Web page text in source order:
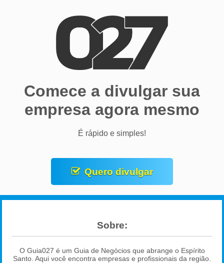
Comece a divulgar sua
empresa agora mesmo
É rápido e simples!
Quero divulgar
Sobre:
O Guia027 é um Guia de Negócios que abrange o Espírito
Santo. Aqui você encontra empresas e profissionais da região.